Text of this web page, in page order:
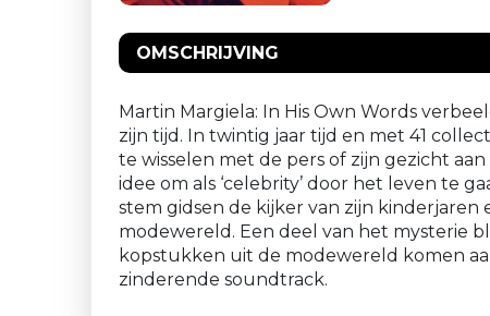
OMSCHRIJVING
Martin Margiela: In His Own Words
zijn tijd. In twintig jaar tijd en met 41
te wisselen met de pers of zijn gezicht
idee om als ‘celebrity’ door het leven te
stem gidsen de kijker van zijn
modewereld. Een deel van het mysterie
kopstukken uit de modewereld komen
zinderende soundtrack.